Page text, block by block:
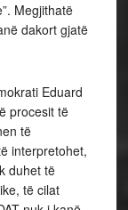
Megjithatë
dakort gjatë
Eduard
procesit të
të
interpretohet,
duhet të
të cilat